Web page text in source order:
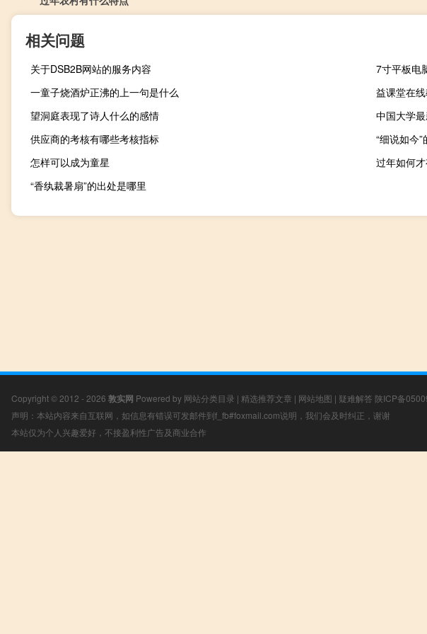
相关问题
关于DSB2B网站的服务内容
7寸平板电
一童子烧酒炉正沸的上一句是什么
望洞庭表现了诗人什么的感情
中国大学
供应商的考核有哪些考核指标
“细说如今
怎样可以成为童星
过年如何
“香纨裁暑扇”的出处是哪里
Copyright © 2012 - 2026 敦实网 Powered by 网站分类目录 | 精选推荐文章 | 网站地图 | 疑难解答 陕ICP备
声明：本站内容来自互联网，如信息有错误可发邮件到f_fb#foxmail.com说明，我们会及时纠正，谢谢
本站仅为个人兴趣爱好，不接盈利性广告及商业合作